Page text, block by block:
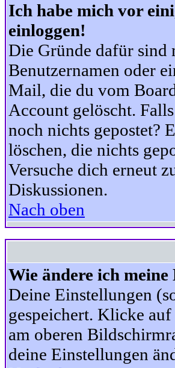
Ich habe mich vor
einloggen!
Die Gründe dafür sind
Benutzernamen oder
Mail, die du vom
Account gelöscht.
noch nichts gepostet?
löschen, die nichts
Versuche dich erneut
Diskussionen.
Nach oben
Wie ändere ich
Deine Einstellungen
gespeichert. Klicke auf
am oberen
deine Einstellungen